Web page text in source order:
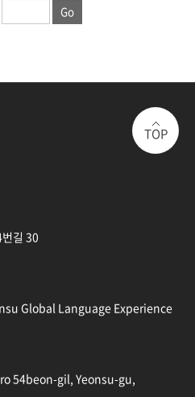
길 30
Global Language Experience
54beon-gil, Yeonsu-gu,
TOP